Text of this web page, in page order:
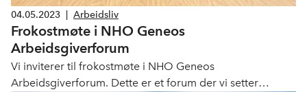
04.05.2023 Arbeidsliv
Frokostmøte i NHO Geneos
Arbeidsgiverforum
Vi inviterer til frokostmøte i NHO Geneos
Arbeidsgiverforum. Dette er et forum der vi setter